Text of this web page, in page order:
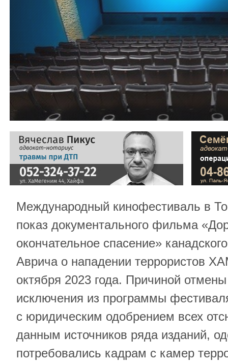
Международный кинофестиваль в
показ документального фильма
окончательное спасение»
Аврича о нападении террористов
октября 2023 года. Причиной
исключения из программы
с юридическим одобрением всех
данным источников ряда изданий,
потребовались кадрам с камер